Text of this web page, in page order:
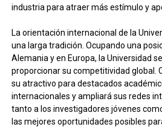
industria para atraer más estímulo y
La orientación internacional de la
una larga tradición. Ocupando una
Alemania y en Europa, la Universidad
proporcionar su competitividad global.
su atractivo para destacados
internacionales y ampliará sus redes
tanto a los investigadores jóvenes
las mejores oportunidades posibles